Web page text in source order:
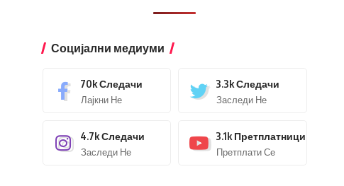
Социјални медиуми
70kСледачи
Лајкни Не
3.3kСледачи
Заследи Не
4.7kСледачи
Заследи Не
3.1k Претплатници
Претплати Се